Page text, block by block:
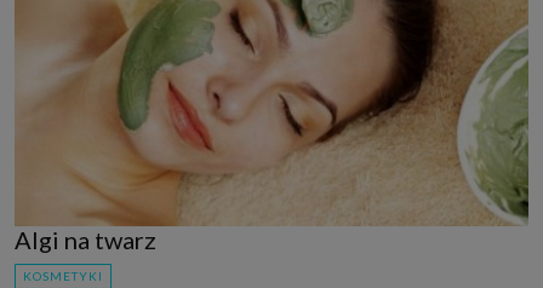
Algi na twarz
KOSMETYKI